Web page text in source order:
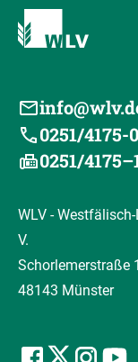
0251/4175-
0251/
WLV -
V.
Schorlemerstraße
48143 Münster